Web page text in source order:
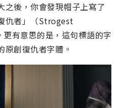
之後，你會發現帽子上寫了
仇者」（Strogest
有意思的是，這句標語的字
原創復仇者字體。